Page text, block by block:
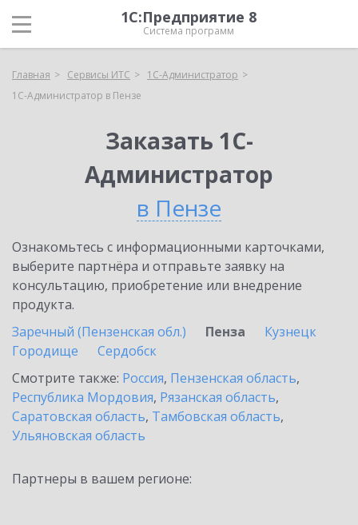
1С:Предприятие 8
Система программ
Главная Сервисы ИТС
1С-Администратор
1С-Администратор в Пензе
Заказать 1С-
Администратор
в Пензе
Ознакомьтесь с информационными карточками,
выберите партнёра и отправьте заявку на
консультацию, приобретение или внедрение
продукта.
Заречный (Пензенская обл.)
Пенза
Кузнецк
Городище
Сердобск
Смотрите также: Россия, Пензенская область,
Республика Мордовия, Рязанская область,
Саратовская область, Тамбовская область,
Ульяновская область
Партнеры в вашем регионе: